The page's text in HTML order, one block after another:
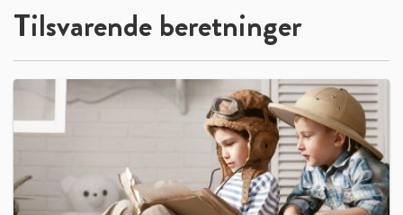
Tilsvarende beretninger